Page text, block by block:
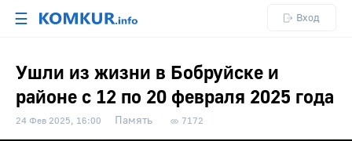
☰ Вход
Ушли из жизни в Бобруйске и
районе с 12 по 20 февраля 2025 года
24 Фев 2025, 16:00 Память 7172